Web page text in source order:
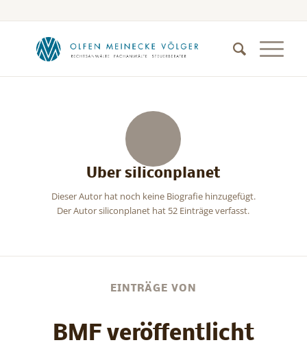
Übersiliconplanet
Dieser Autor hat noch keine Biografie hinzugefügt.
Der Autorsiliconplanet hat 52 Einträge verfasst.
EINTRÄGE VON
BMF veröffentlicht